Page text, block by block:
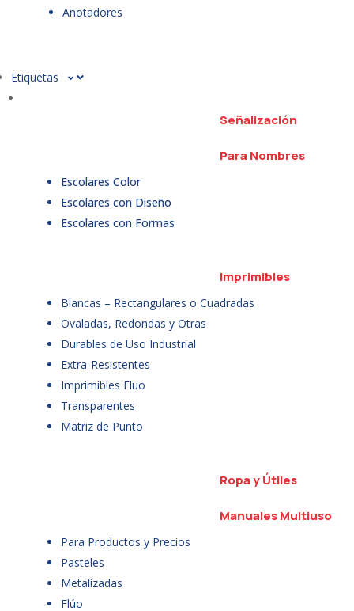
Anotadores
Etiquetas
Señalización
Para Nombres
Escolares Color
Escolares con Diseño
Escolares con Formas
Imprimibles
Blancas – Rectangulares o Cuadradas
Ovaladas, Redondas y Otras
Durables de Uso Industrial
Extra-Resistentes
Imprimibles Fluo
Transparentes
Matriz de Punto
Ropa y Útiles
Manuales Multiuso
Para Productos y Precios
Pasteles
Metalizadas
Flúo